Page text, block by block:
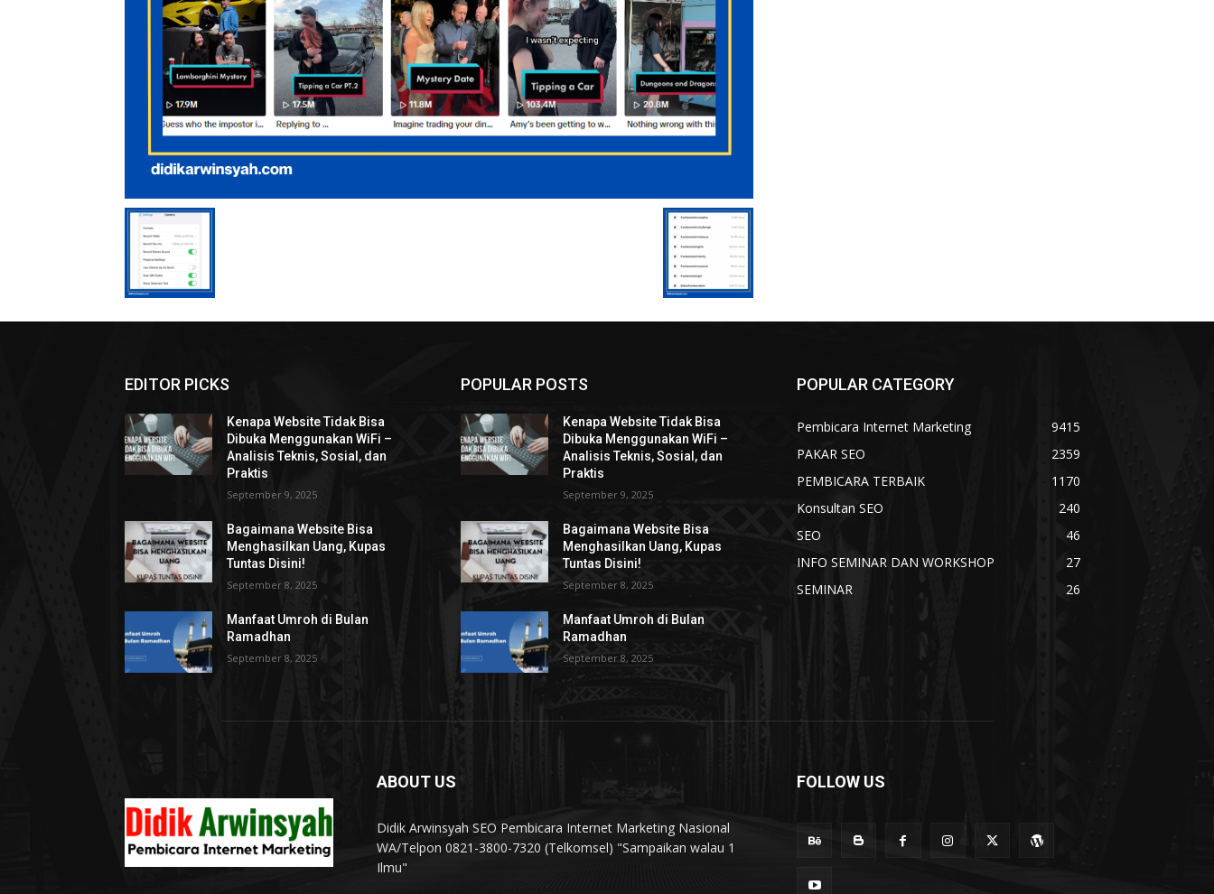
EDITOR PICKS
Kenapa Website Tidak Bisa
Dibuka Menggunakan WiFi –
Analisis Teknis, Sosial, dan
Praktis
September 9, 2025
Bagaimana Website Bisa
Menghasilkan Uang, Kupas
Tuntas Disini!
September 8, 2025
Manfaat Umroh di Bulan
Ramadhan
September 8, 2025
POPULAR POSTS
Kenapa Website Tidak Bisa
Dibuka Menggunakan WiFi –
Analisis Teknis, Sosial, dan
Praktis
September 9, 2025
Bagaimana Website Bisa
Menghasilkan Uang, Kupas
Tuntas Disini!
September 8, 2025
Manfaat Umroh di Bulan
Ramadhan
September 8, 2025
POPULAR CATEGORY
Pembicara Internet Marketing
9415
PAKAR SEO
2359
PEMBICARA TERBAIK
1170
Konsultan SEO
240
SEO
46
INFO SEMINAR DAN WORKSHOP
27
SEMINAR
26
ABOUT US
Didik Arwinsyah SEO Pembicara Internet Marketing Nasional
WA/Telpon 0821-3800-7320 (Telkomsel) "Sampaikan walau 1
Ilmu"
FOLLOW US